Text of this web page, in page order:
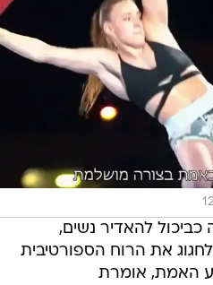
להאדיר נשים,
את הרוח הספורטיבית
האמת, אומרת